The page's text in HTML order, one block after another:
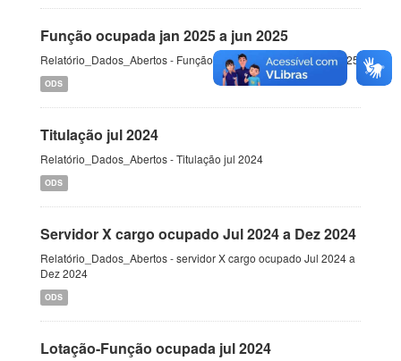
Função ocupada jan 2025 a jun 2025
Relatório_Dados_Abertos - Função ocupada jan 2025 a jun 2025
ODS
Titulação jul 2024
Relatório_Dados_Abertos - Titulação jul 2024
ODS
Servidor X cargo ocupado Jul 2024 a Dez 2024
Relatório_Dados_Abertos - servidor X cargo ocupado Jul 2024 a
Dez 2024
ODS
Lotação-Função ocupada jul 2024